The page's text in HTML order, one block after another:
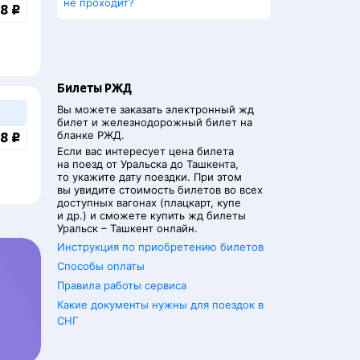
₽
₽
не проходит?
Билеты РЖД
Вы можете заказать электронный жд
билет и железнодорожный билет на
бланке РЖД.
Если вас интересует цена билета
на поезд от Уральска до Ташкента,
то укажите дату поездки. При этом
вы увидите стоимость билетов во всех
доступных вагонах (плацкарт, купе
и др.) и сможете купить жд билеты
Уральск – Ташкент онлайн.
Инструкция по приобретению билетов
Способы оплаты
Правила работы сервиса
Какие документы нужны для поездок в
СНГ